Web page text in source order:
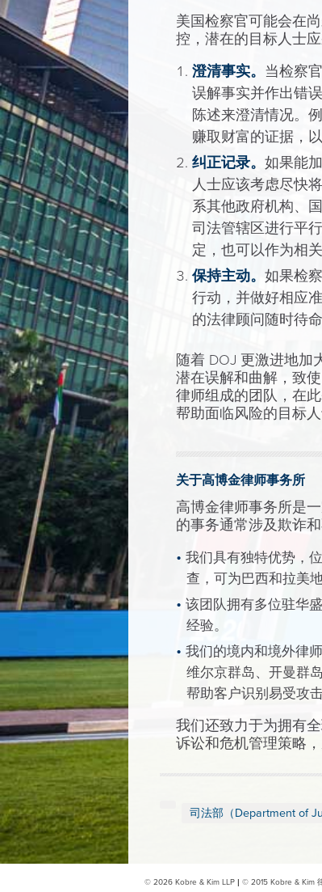
美国检察官可能会在
控，潜在的目标人士
澄清事实。 当检察
误解事实并作出错
陈述来澄清情况。
赚取财富的证据，
纠正记录。 如果能
人士应该考虑尽快
系其他政府机构、
司法管辖区进行平
定，也可以作为相
保持主动。 如果检
行动，并做好相应
的法律顾问随时待
随着 DOJ 更激进地加
潜在误解和曲解，致
律师组成的团队，在
帮助面临风险的目标人
关于高博金律师事务所
高博金律师事务所是
的事务通常涉及欺诈
我们具有独特优势，
查，可为巴西和拉美
该团队拥有多位驻华
经验。
我们的境内和境外律
维尔京群岛、开曼群
帮助客户识别易受攻
我们还致力于为拥有
诉讼和危机管理策略
司法部（Department of
© 2026 Kobre & Kim LLP| © 2015 Kobre & Kim